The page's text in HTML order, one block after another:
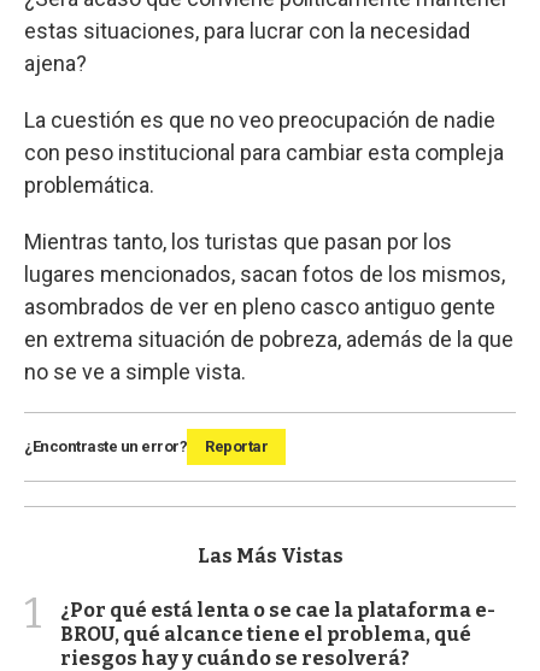
estas situaciones, para lucrar con la necesidad
ajena?
La cuestión es que no veo preocupación de nadie
con peso institucional para cambiar esta compleja
problemática.
Mientras tanto, los turistas que pasan por los
lugares mencionados, sacan fotos de los mismos,
asombrados de ver en pleno casco antiguo gente
en extrema situación de pobreza, además de la que
no se ve a simple vista.
¿Encontraste un error? Reportar
Las Más Vistas
1
¿Por qué está lenta o se cae la plataforma e-
BROU, qué alcance tiene el problema, qué
riesgos hay y cuándo se resolverá?